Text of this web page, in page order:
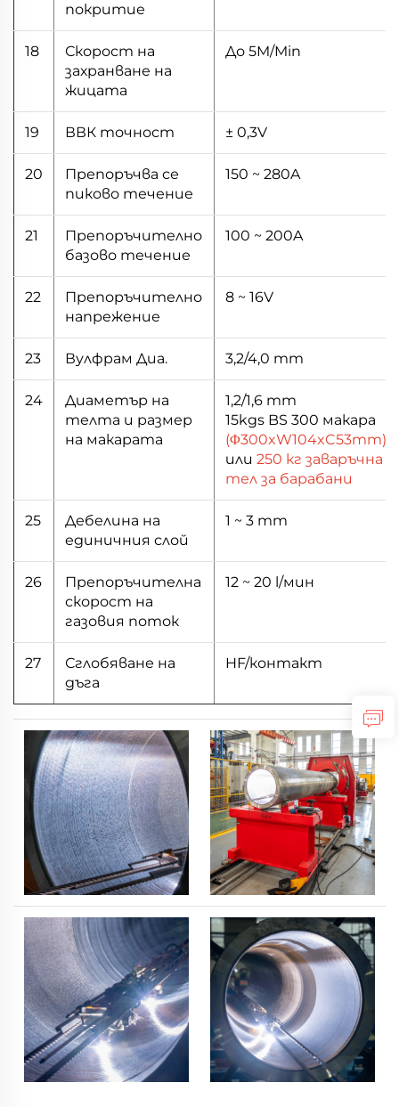
покритие
18
Скорост на
захранване на
жицата
До 5M/Min
19 ВВК точност ± 0,3V
20
Препоръчва се
пиково течение
150 ~ 280A
21
Препоръчително
базово течение
100 ~ 200A
22
Препоръчително
напрежение
8 ~ 16V
23 Вулфрам Диа. 3,2/4,0 mm
24
Диаметър на
телта и размер
на макарата
1,2/1,6 mm
15kgs BS 300 макара
(Φ300xW104xC53mm)
или 250 кг заваръчна
тел за барабани
25
Дебелина на
единичния слой
1 ~ 3 mm
26
Препоръчителна
скорост на
газовия поток
12 ~ 20 l/мин
27
Сглобяване на
дъга
HF/контакт